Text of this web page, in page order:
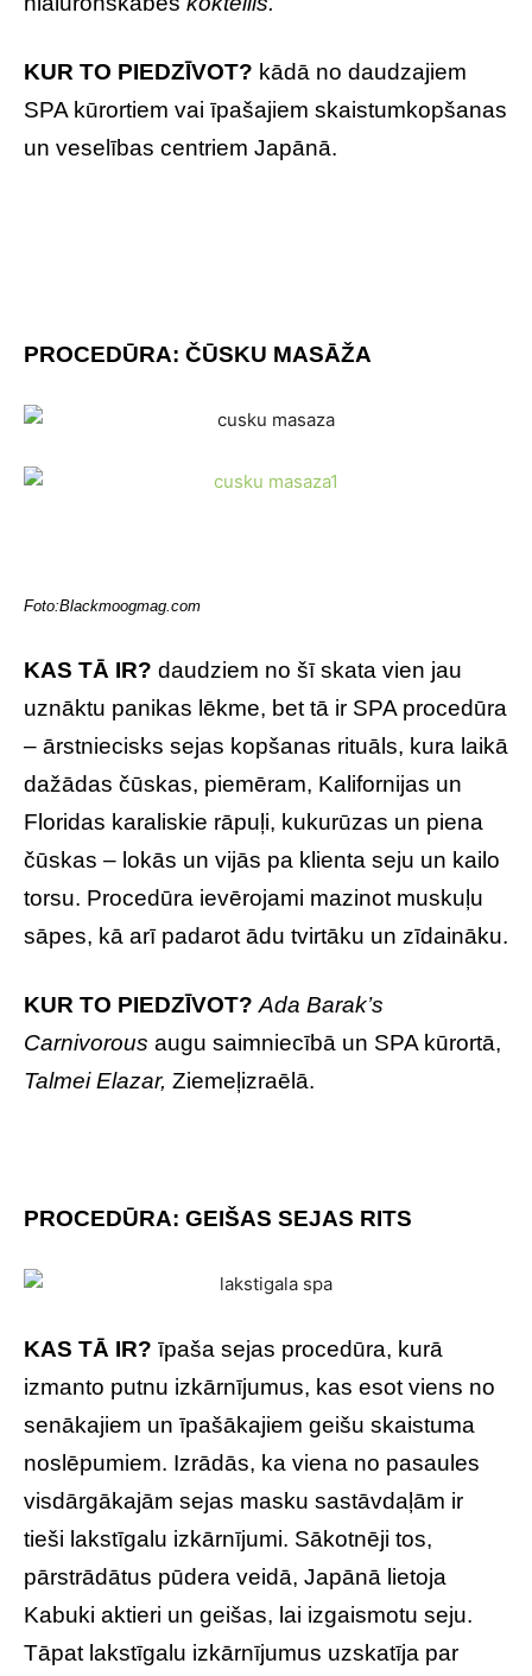
KUR TO PIEDZĪVOT? kādā no daudzajiem
SPA kūrortiem vai īpašajiem skaistumkopšanas
un veselības centriem Japānā.
PROCEDŪRA: ČŪSKU MASĀŽA
Foto:Blackmoogmag.com
KAS TĀ IR? daudziem no šī skata vien jau
uznāktu panikas lēkme, bet tā ir SPA procedūra
– ārstniecisks sejas kopšanas rituāls, kura laikā
dažādas čūskas, piemēram, Kalifornijas un
Floridas karaliskie rāpuļi, kukurūzas un piena
čūskas – lokās un vijās pa klienta seju un kailo
torsu. Procedūra ievērojami mazinot muskuļu
sāpes, kā arī padarot ādu tvirtāku un zīdaināku.
KUR TO PIEDZĪVOT? Ada Barak’s
Carnivorous augu saimniecībā un SPA kūrortā,
Talmei Elazar, Ziemeļizraēlā.
PROCEDŪRA: GEIŠAS SEJAS RITS
KAS TĀ IR? īpaša sejas procedūra, kurā
izmanto putnu izkārnījumus, kas esot viens no
senākajiem un īpašākajiem geišu skaistuma
noslēpumiem. Izrādās, ka viena no pasaules
visdārgākajām sejas masku sastāvdaļām ir
tieši lakstīgalu izkārnījumi. Sākotnēji tos,
pārstrādātus pūdera veidā, Japānā lietoja
Kabuki aktieri un geišas, lai izgaismotu seju.
Tāpat lakstīgalu izkārnījumus uzskatīja par